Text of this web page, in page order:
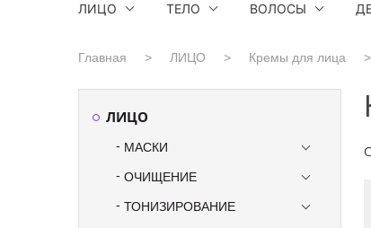
ЛИЦО ТЕЛО ВОЛОСЫ
Главная ЛИЦО Кремы для лица
ЛИЦО
МАСКИ
ОЧИЩЕНИЕ
ТОНИЗИРОВАНИЕ